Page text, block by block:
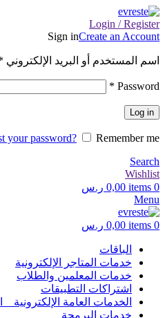
Login / Register
Sign inCreate an Account
اسم المستخدم أو البريد الإلكتروني
Password
*
Log in
your password?
Remember me
Search
Wishlist
0
items
0,00 ر.س
Menu
0
items
0,00 ر.س
الباقات
خدمات المتاجر الإلكترونية
خدمات المعلمين والطلاب
اشتراكات التطبيقات
الخدمات العامة الإلكترونية _
خدمات البرمجة